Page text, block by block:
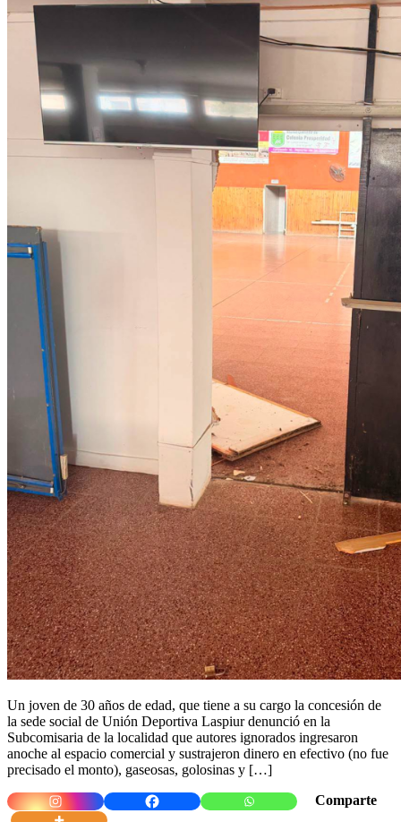
Un joven de 30 años de edad, que tiene a su cargo la concesión de
la sede social de Unión Deportiva Laspiur denunció en la
Subcomisaria de la localidad que autores ignorados ingresaron
anoche al espacio comercial y sustrajeron dinero en efectivo (no fue
precisado el monto), gaseosas, golosinas y […]
Comparte